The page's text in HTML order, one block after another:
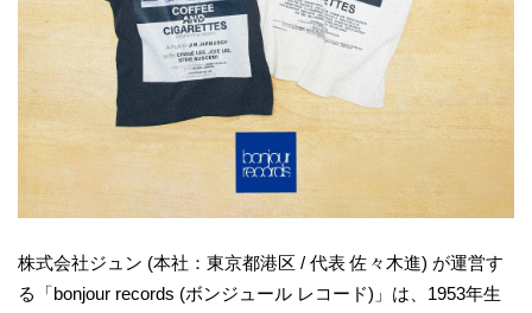
株式会社ジュン (本社：東京都港区 / 代表 佐々木進) が運営す
る「bonjour records (ボンジュール レコード)」は、1953年生